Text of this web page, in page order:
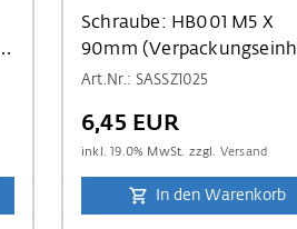
Schraube: HB001 M5 X
90mm
a 10 Stück)
Art.Nr.: SASSZ1025
6,45 EUR
inkl.19.0% MwSt. zzgl. Versand
In den Warenkorb